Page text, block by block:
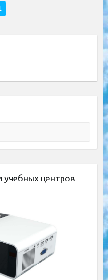
учебных центров